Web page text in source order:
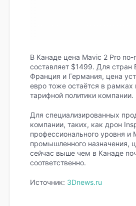
В Канаде цена Mavic 2 Pro
составляет $1499. Для стран
Франция и Германия, цена
евро тоже остаётся в
тарифной политики компании.
Для специализированных
компании, таких, как дрон
профессионального уровня и
промышленного назначения,
сейчас выше чем в Канаде
соответственно.
Источник: 3Dnews.ru